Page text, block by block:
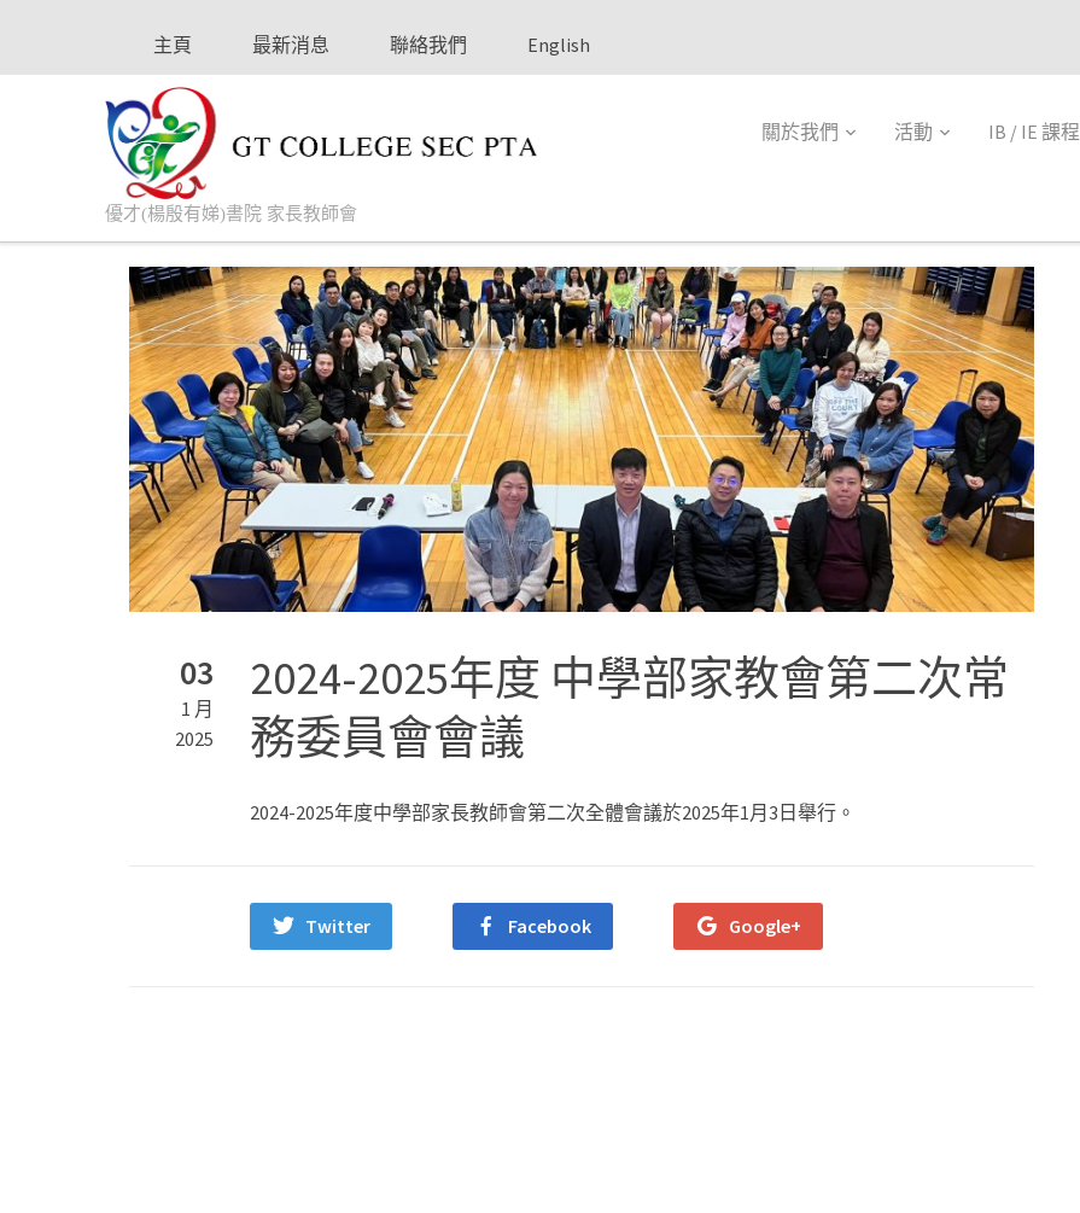
主頁 最新消息 聯絡我們 English
優才(楊殷有娣)書院 家長教師會
關於我們 活動 IB / IE 課程
03
1 月
2025
2024-2025年度 中學部家教會第二次常
務委員會會議
2024-2025年度中學部家長教師會第二次全體會議於2025年1月3日舉行。
Twitter Facebook Google+